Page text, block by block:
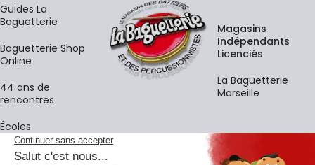
Guides La
Baguetterie
Baguetterie Shop
Online
44 ans de
rencontres
Écoles
Magasins
Indépendants
Licenciés
La Baguetterie
Marseille
La newsletter